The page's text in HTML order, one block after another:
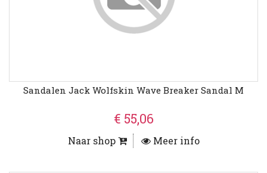
Sandalen Jack Wolfskin Wave Breaker Sandal M
€ 55,06
Naar shop Meer info